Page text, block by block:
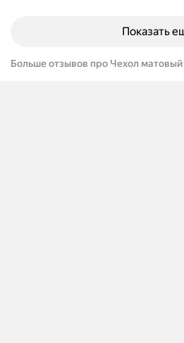
Показать
Больше отзывов про Чехол матовый